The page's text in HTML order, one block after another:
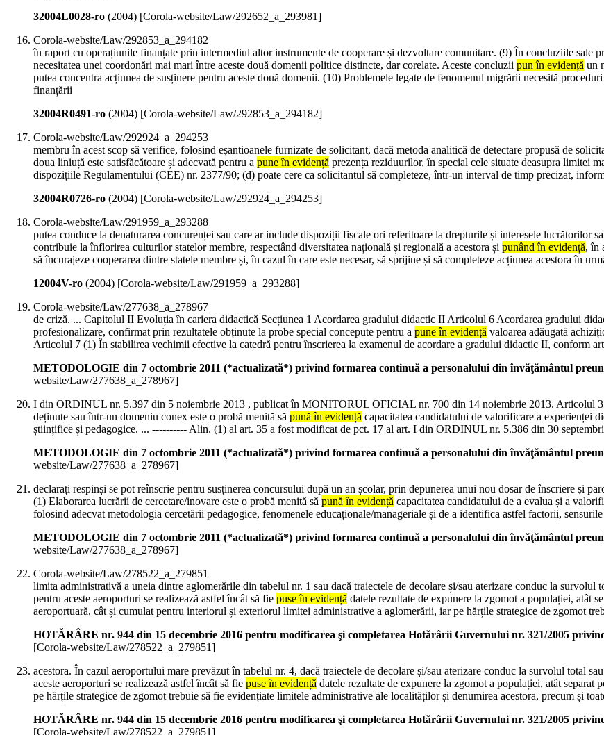
32004L0028-ro (2004) [Corola-website/Law/292652_a_293981]
Corola-website/Law/292853_a_294182
în raport cu operațiunile finanțate prin intermediul altor instrumente de cooperare și dezvoltare comunitare. (9) În concluziile
necesitatea unei coordonări mai mari între aceste două domenii politice distincte, dar corelate. Aceste concluzii pun în evidență un
putea concentra acțiunea de susținere pentru aceste două domenii. (10) Problemele legate de fenomenul migrării necesită
finanțării
32004R0491-ro (2004) [Corola-website/Law/292853_a_294182]
Corola-website/Law/292924_a_294253
membru în acest scop să verifice, folosind eșantioanele furnizate de solicitant, dacă metoda analitică de detectare propusă de
doua liniuță este satisfăcătoare și adecvată pentru a pune în evidență prezența reziduurilor, în special cele situate deasupra limitei
dispozițiile Regulamentului (CEE) nr. 2377/90; (d) poate cere ca solicitantul să completeze, într-un interval de timp precizat,
32004R0726-ro (2004) [Corola-website/Law/292924_a_294253]
Corola-website/Law/291959_a_293288
putea conduce la denaturarea concurenței sau care ar include dispoziții fiscale ori referitoare la drepturile și interesele
contribuie la înflorirea culturilor statelor membre, respectând diversitatea națională și regională a acestora și punând în evidență, în
să încurajeze cooperarea dintre statele membre și, în cazul în care este necesar, să sprijine și să completeze acțiunea acestora în
12004V-ro (2004) [Corola-website/Law/291959_a_293288]
Corola-website/Law/277638_a_278967
de criză. ... Capitolul II Evoluția în cariera didactică Secțiunea 1 Acordarea gradului didactic II Articolul 6 Acordarea gradului
profesionalizare, confirmat prin rezultatele obținute la probe special concepute pentru a pune în evidență valoarea adăugată
Articolul 7 (1) În stabilirea vechimii efective la catedră pentru înscrierea la examenul de acordare a gradului didactic II, conform
METODOLOGIE din 7 octombrie 2011 (*actualizată*) privind formarea continuă a personalului din învăţământul
website/Law/277638_a_278967]
I din ORDINUL nr. 5.397 din 5 noiembrie 2013 , publicat în MONITORUL OFICIAL nr. 700 din 14 noiembrie 2013. Articolul
deținute sau într-un domeniu conex este o probă menită să pună în evidență capacitatea candidatului de valorificare a experienței
științifice și pedagogice. ... ---------- Alin. (1) al art. 35 a fost modificat de pct. 17 al art. I din ORDINUL nr. 5.386 din 30
METODOLOGIE din 7 octombrie 2011 (*actualizată*) privind formarea continuă a personalului din învăţământul
website/Law/277638_a_278967]
declarați respinși se pot reînscrie pentru susținerea concursului după un an școlar, prin depunerea unui nou dosar de înscriere și
(1) Elaborarea lucrării de cercetare/inovare este o probă menită să pună în evidență capacitatea candidatului de a evalua și a
folosind adecvat metodologia cercetării pedagogice, fenomenele educaționale/manageriale și de a identifica astfel factorii,
METODOLOGIE din 7 octombrie 2011 (*actualizată*) privind formarea continuă a personalului din învăţământul
website/Law/277638_a_278967]
Corola-website/Law/278522_a_279851
limita administrativă a uneia dintre aglomerările din tabelul nr. 1 sau dacă traiectele de decolare și/sau aterizare conduc la
pentru aceste aeroporturi se realizează astfel încât să fie puse în evidență datele rezultate de expunere la zgomot a populației, atât
aeroportuară, cât și cumulat pentru interiorul și exteriorul limitei administrative a aglomerării, iar pe hărțile strategice de zgomot
HOTĂRÂRE nr. 944 din 15 decembrie 2016 pentru modificarea şi completarea Hotărârii Guvernului nr. 321/2005
[Corola-website/Law/278522_a_279851]
acestora. În cazul aeroportului mare prevăzut în tabelul nr. 4, dacă traiectele de decolare și/sau aterizare conduc la survolul total
aceste aeroporturi se realizează astfel încât să fie puse în evidență datele rezultate de expunere la zgomot a populației, atât
pe hărțile strategice de zgomot trebuie să fie evidențiate limitele administrative ale localităților și denumirea acestora, precum și
HOTĂRÂRE nr. 944 din 15 decembrie 2016 pentru modificarea şi completarea Hotărârii Guvernului nr. 321/2005
[Corola-website/Law/278522_a_279851]